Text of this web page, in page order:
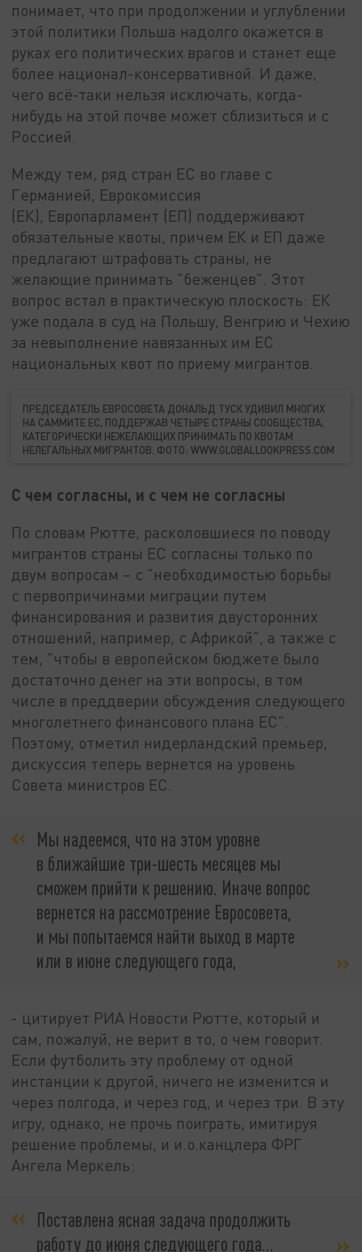
понимает, что при продолжении и углублении
этой политики Польша надолго окажется в
руках его политических врагов и станет еще
более национал-консервативной. И даже,
чего всё-таки нельзя исключать, когда-
нибудь на этой почве может сблизиться и с
Россией.
Между тем, ряд стран ЕС во главе с
Германией, Еврокомиссия
(ЕК), Европарламент (ЕП) поддерживают
обязательные квоты, причем ЕК и ЕП даже
предлагают штрафовать страны, не
желающие принимать "беженцев". Этот
вопрос встал в практическую плоскость: ЕК
уже подала в суд на Польшу, Венгрию и Чехию
за невыполнение навязанных им ЕС
национальных квот по приему мигрантов.
ПРЕДСЕДАТЕЛЬ ЕВРОСОВЕТА ДОНАЛЬД ТУСК УДИВИЛ МНОГИХ
НА САММИТЕ ЕС, ПОДДЕРЖАВ ЧЕТЫРЕ СТРАНЫ СООБЩЕСТВА,
КАТЕГОРИЧЕСКИ НЕЖЕЛАЮЩИХ ПРИНИМАТЬ ПО КВОТАМ
НЕЛЕГАЛЬНЫХ МИГРАНТОВ. ФОТО: WWW.GLOBALLOOKPRESS.COM
С чем согласны, и с чем не согласны
По словам Рютте, расколовшиеся по поводу
мигрантов страны ЕС согласны только по
двум вопросам – с "необходимостью борьбы
с первопричинами миграции путем
финансирования и развития двусторонних
отношений, например, с Африкой", а также с
тем, "чтобы в европейском бюджете было
достаточно денег на эти вопросы, в том
числе в преддверии обсуждения следующего
многолетнего финансового плана ЕС".
Поэтому, отметил нидерландский премьер,
дискуссия теперь вернется на уровень
Совета министров ЕС.
Мы надеемся, что на этом уровне
в ближайшие три-шесть месяцев мы
сможем прийти к решению. Иначе вопрос
вернется на рассмотрение Евросовета,
и мы попытаемся найти выход в марте
или в июне следующего года,
- цитирует РИА Новости Рютте, который и
сам, пожалуй, не верит в то, о чем говорит.
Если футболить эту проблему от одной
инстанции к другой, ничего не изменится и
через полгода, и через год, и через три. В эту
игру, однако, не прочь поиграть, имитируя
решение проблемы, и и.о.канцлера ФРГ
Ангела Меркель:
Поставлена ясная задача продолжить
работу до июня следующего года...